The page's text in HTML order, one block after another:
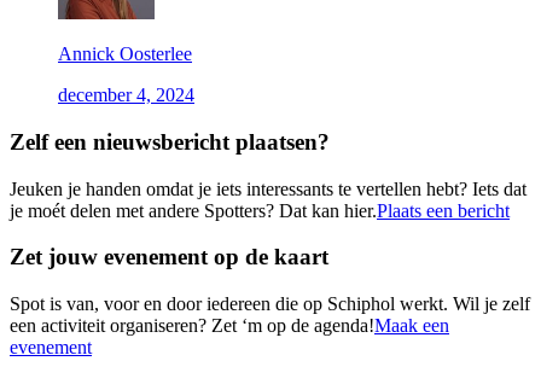
Annick Oosterlee
december 4, 2024
Zelf een nieuwsbericht plaatsen?
Jeuken je handen omdat je iets interessants te vertellen hebt? Iets dat
je moét delen met andere Spotters? Dat kan hier.Plaats een bericht
Zet jouw evenement op de kaart
Spot is van, voor en door iedereen die op Schiphol werkt. Wil je zelf
een activiteit organiseren? Zet ‘m op de agenda!Maak een
evenement